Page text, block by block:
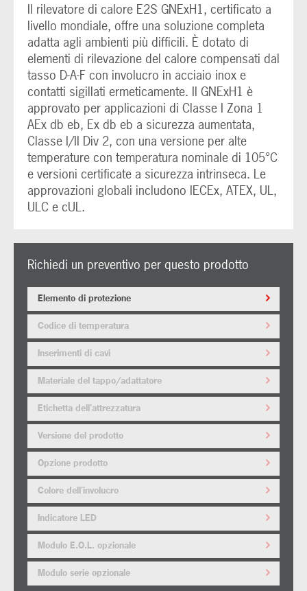
Il rilevatore di calore E2S GNExH1, certificato a
livello mondiale, offre una soluzione completa
adatta agli ambienti più difficili. È dotato di
elementi di rilevazione del calore compensati dal
tasso D-A-F con involucro in acciaio inox e
contatti sigillati ermeticamente. Il GNExH1 è
approvato per applicazioni di Classe I Zona 1
AEx db eb, Ex db eb a sicurezza aumentata,
Classe I/II Div 2, con una versione per alte
temperature con temperatura nominale di 105°C
e versioni certificate a sicurezza intrinseca. Le
approvazioni globali includono IECEx, ATEX, UL,
ULC e cUL.
Richiedi un preventivo per questo prodotto
Elemento di protezione
Codice di temperatura
Inserimenti di cavi
Materiale del tappo/adattatore
Etichetta dell'attrezzatura
Versione del prodotto
Opzione prodotto
Colore dell'involucro
Indicatore LED
Modulo E.O.L. opzionale
Modulo serie opzionale